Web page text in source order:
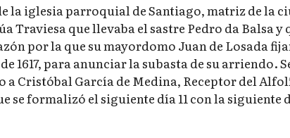
la iglesia parroquial de Santiago, matriz de la
Traviesa que llevaba el sastre Pedro da Balsa
por la que su mayordomo Juan de Losada
1617, para anunciar la subasta de su arriendo.
a Cristóbal García de Medina, Receptor del
se formalizó el siguiente día 11 con la siguiente